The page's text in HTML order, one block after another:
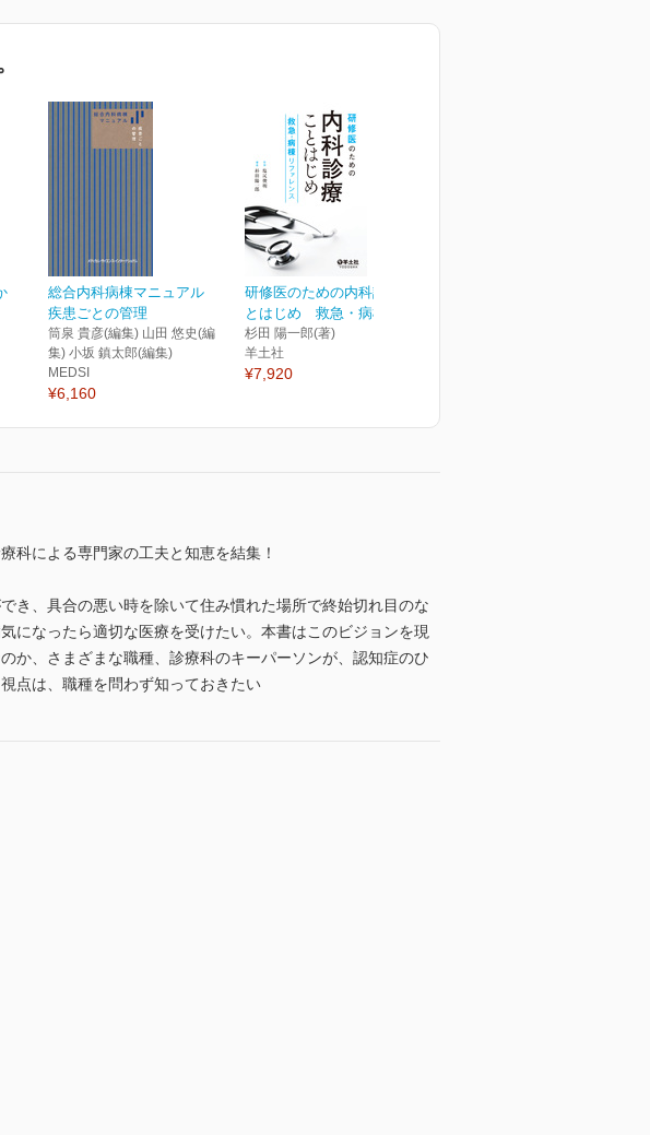
総合内科病棟マニュアル
疾患ごとの管理
筒泉 貴彦(編集) 山田 悠史(編
集) 小坂 鎮太郎(編集)
MEDSI
¥6,160
研修医のための内科診療こ
とはじめ 救急・病棟リ...
杉田 陽一郎(著)
羊土社
¥7,920
科による専門家の工夫と知恵を結集！
き、具合の悪い時を除いて住み慣れた場所で終始切れ目のな
になったら適切な医療を受けたい。本書はこのビジョンを現
か、さまざまな職種、診療科のキーパーソンが、認知症のひ
点は、職種を問わず知っておきたい